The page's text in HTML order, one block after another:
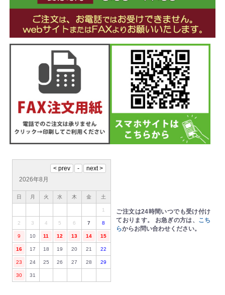
2026年8月
日 月 火 水 木 金 土
1
2 3 4 5 6 7 8
9 10 11 12 13 14 15
16 17 18 19 20 21 22
23 24 25 26 27 28 29
30 31
ご注文は24時間いつでも受け付け
ております。 お急ぎの方は、 こち
らからお問い合わせください。